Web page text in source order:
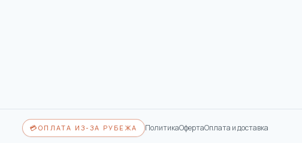
💳ОПЛАТА ИЗ-ЗА РУБЕЖА ПолитикаОфертаОплата и доставка